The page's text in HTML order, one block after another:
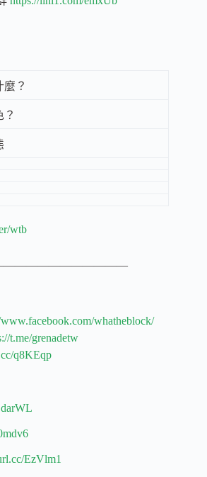
麼？
？
wtb
whatheblock/
t.me/grenadetw
q8KEqp
EzVlm1